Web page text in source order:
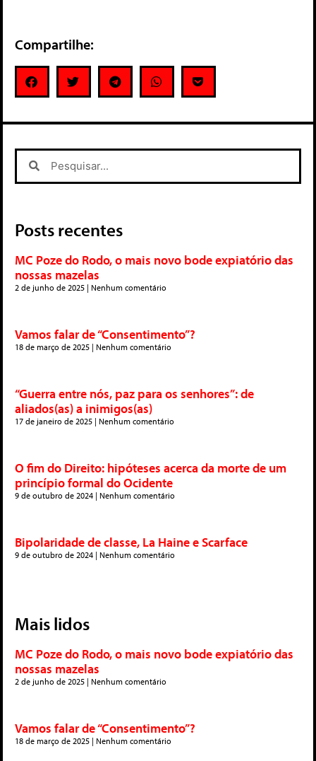
Compartilhe:
Posts recentes
MC Poze do Rodo, o mais novo bode expiatório das
nossas mazelas
2 de junho de 2025 Nenhum comentário
Vamos falar de “Consentimento”?
18 de março de 2025 Nenhum comentário
“Guerra entre nós, paz para os senhores”: de
aliados(as) a inimigos(as)
17 de janeiro de 2025 Nenhum comentário
O fim do Direito: hipóteses acerca da morte de um
princípio formal do Ocidente
9 de outubro de 2024 Nenhum comentário
Bipolaridade de classe, La Haine e Scarface
9 de outubro de 2024 Nenhum comentário
Mais lidos
MC Poze do Rodo, o mais novo bode expiatório das
nossas mazelas
2 de junho de 2025 Nenhum comentário
Vamos falar de “Consentimento”?
18 de março de 2025 Nenhum comentário